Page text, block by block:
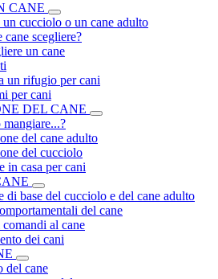
CANE
cucciolo o un cane adulto
cane scegliere?
un cane
un rifugio per cani
per cani
DEL CANE
del cane adulto
del cucciolo
in casa per cani
di base del cucciolo e del cane adulto
del cane
al cane
dei cani
del cane